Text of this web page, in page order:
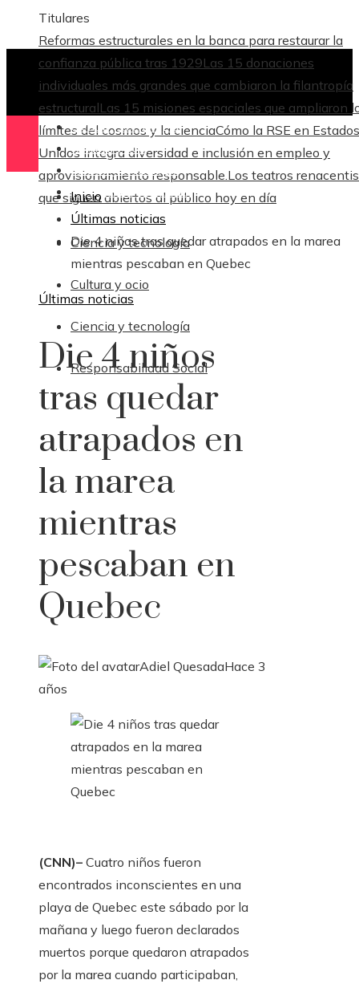
Titulares
Reformas estructurales en la banca para restaurar la
confianza pública tras 1929Las 15 donaciones
individuales más grandes que cambiaron la filantropía
estructuralLas 15 misiones espaciales que ampliaron
límites del cosmos y la cienciaCómo la RSE en Estados
Unidos integra diversidad e inclusión en empleo y
aprovisionamiento responsable.Los teatros
que siguen abiertos al público hoy en día
Ciencia y tecnología
Cultura y ocio
Ciencia y tecnología
Responsabilidad Social
Ciencia y tecnología
Cultura y ocio
Ciencia y tecnología
Responsabilidad Social
Inicio
Últimas noticias
Die 4 niños tras quedar atrapados en la marea
mientras pescaban en Quebec
Últimas noticias
Die 4 niños
tras quedar
atrapados en
la marea
mientras
pescaban en
Quebec
Adiel QuesadaHace 3
años
(CNN)– Cuatro niños fueron
encontrados inconscientes en una
playa de Quebec este sábado por la
mañana y luego fueron declarados
muertos porque quedaron atrapados
por la marea cuando participaban,